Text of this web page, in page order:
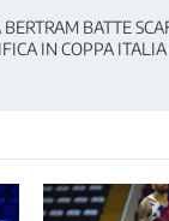
BATTE
IN COPPA